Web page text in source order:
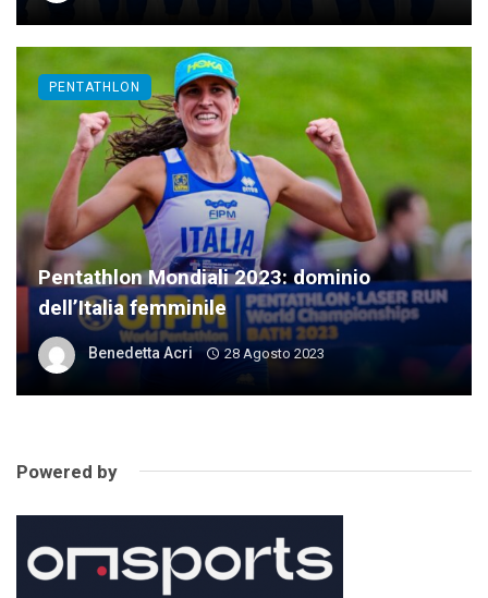
Pentathlon Mondiali 2023: dominio
dell’Italia femminile
Benedetta Acri 28 Agosto 2023
PENTATHLON
Powered by